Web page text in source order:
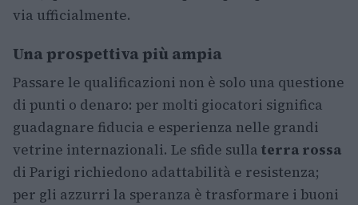
via ufficialmente.
Una prospettiva più ampia
Passare le qualificazioni non è solo una questione
di punti o denaro: per molti giocatori significa
guadagnare fiducia e esperienza nelle grandi
vetrine internazionali. Le sfide sulla terra rossa
di Parigi richiedono adattabilità e resistenza;
per gli azzurri la speranza è trasformare i buoni